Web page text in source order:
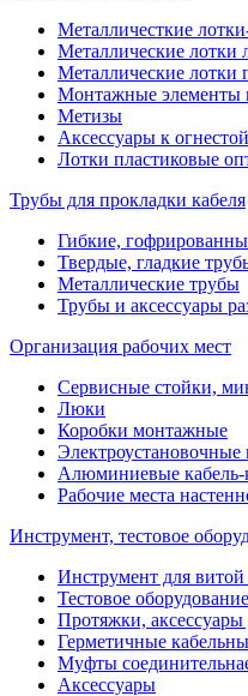
Металличесткие
Металлические лотки
Металлические лотки
Монтажные элементы
Метизы
Аксессуары к
Лотки пластиковые
Трубы для прокладки кабеля
Гибкие,
Твердые, гладкие
Металлические трубы
Трубы и аксессуары
Организация рабочих мест
Сервисные стойки,
Люки
Коробки монтажные
Электроустановочные
Алюминиевые кабель-
Рабочие места
Инструмент, тестовое
Инструмент для
Тестовое оборудование
Протяжки,
Герметичные
Муфты
Аксессуары